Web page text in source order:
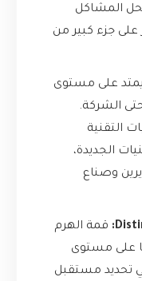
المشاكل
على جزء كبير من
يمتد على مستوى
الشركة.
التقنية
الجديدة،
وصناع
قمة الهرم
على مستوى
تحديد مستقبل